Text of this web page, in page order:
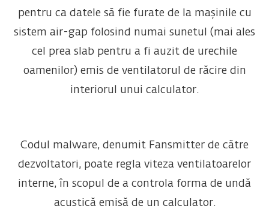
pentru ca datele să fie furate de la mașinile cu
sistem air-gap folosind numai sunetul (mai ales
cel prea slab pentru a fi auzit de urechile
oamenilor) emis de ventilatorul de răcire din
interiorul unui calculator.
Codul malware, denumit Fansmitter de către
dezvoltatori, poate regla viteza ventilatoarelor
interne, în scopul de a controla forma de undă
acustică emisă de un calculator.